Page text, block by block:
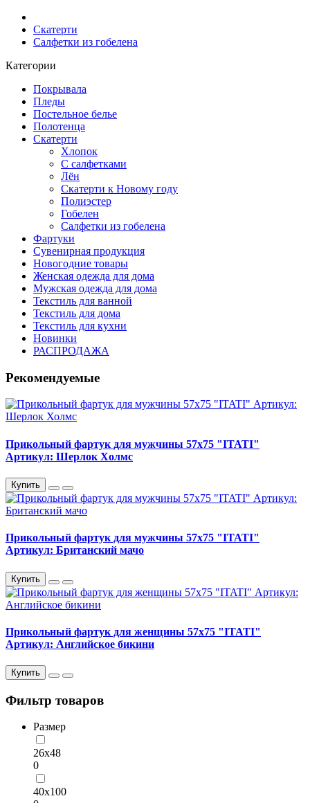
Скатерти
Салфетки из гобелена
Категории
Покрывала
Пледы
Постельное белье
Полотенца
Скатерти
Хлопок
С салфетками
Лён
Скатерти к Новому году
Полиэстер
Гобелен
Салфетки из гобелена
Фартуки
Сувенирная продукция
Новогодние товары
Женская одежда для дома
Мужская одежда для дома
Текстиль для ванной
Текстиль для дома
Текстиль для кухни
Новинки
РАСПРОДАЖА
Рекомендуемые
Прикольный фартук для мужчины 57х75 "ITATI"
Артикул: Шерлок Холмс
Купить
Прикольный фартук для мужчины 57х75 "ITATI"
Артикул: Британский мачо
Купить
Прикольный фартук для женщины 57х75 "ITATI"
Артикул: Английское бикини
Купить
Фильтр товаров
Размер
26х48
0
40х100